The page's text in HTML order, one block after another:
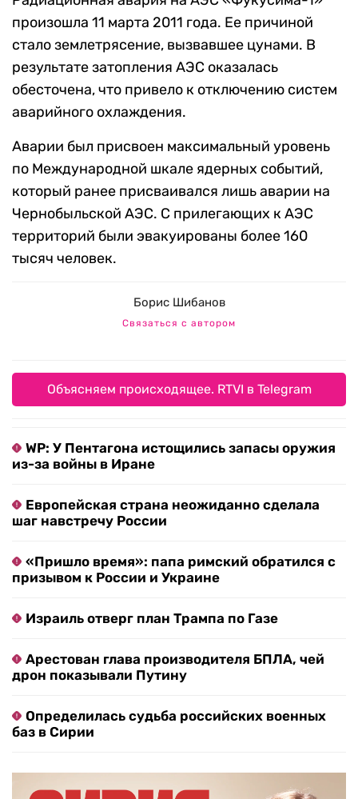
произошла 11 марта 2011 года. Ее причиной
стало землетрясение, вызвавшее цунами. В
результате затопления АЭС оказалась
обесточена, что привело к отключению систем
аварийного охлаждения.
Аварии был присвоен максимальный уровень
по Международной шкале ядерных событий,
который ранее присваивался лишь аварии на
Чернобыльской АЭС. С прилегающих к АЭС
территорий были эвакуированы более 160
тысяч человек.
Борис Шибанов
Связаться с автором
Объясняем происходящее. RTVI в Telegram
WP: У Пентагона истощились запасы оружия
из-за войны в Иране
Европейская страна неожиданно сделала
шаг навстречу России
«Пришло время»: папа римский обратился с
призывом к России и Украине
Израиль отверг план Трампа по Газе
Арестован глава производителя БПЛА, чей
дрон показывали Путину
Определилась судьба российских военных
баз в Сирии